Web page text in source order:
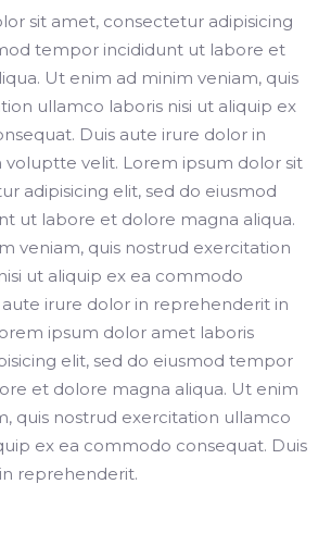
sit amet, consectetur adipisicing
tempor incididunt ut labore et
Ut enim ad minim veniam, quis
ullamco laboris nisi ut aliquip ex
Duis aute irure dolor in
velit. Lorem ipsum dolor sit
adipisicing elit, sed do eiusmod
ut labore et dolore magna aliqua.
veniam, quis nostrud exercitation
ut aliquip ex ea commodo
aute irure dolor in reprehenderit in
ipsum dolor amet laboris
elit, sed do eiusmod tempor
et dolore magna aliqua. Ut enim
quis nostrud exercitation ullamco
ex ea commodo consequat. Duis
reprehenderit.